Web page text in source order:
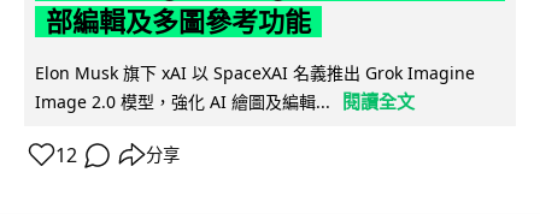
部編輯及多圖參考功能
Elon Musk 旗下 xAI 以 SpaceXAI 名義推出 Grok Imagine
Image 2.0 模型，強化 AI 繪圖及編輯...
閱讀全文
12 分享